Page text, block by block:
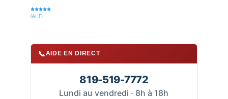
Note
5.00
(AHF)
📞AIDE EN DIRECT
819-519-7772
Lundi au vendredi · 8h à 18h